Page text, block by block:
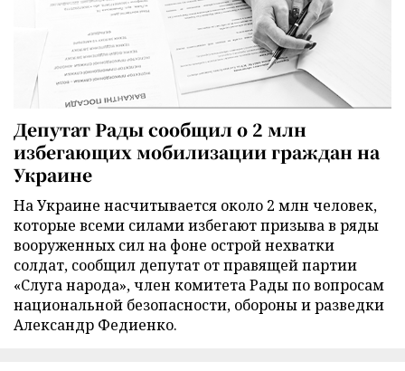
Депутат Рады сообщил о 2 млн
избегающих мобилизации граждан на
Украине
На Украине насчитывается около 2 млн человек,
которые всеми силами избегают призыва в ряды
вооруженных сил на фоне острой нехватки
солдат, сообщил депутат от правящей партии
«Слуга народа», член комитета Рады по вопросам
национальной безопасности, обороны и разведки
Александр Федиенко.